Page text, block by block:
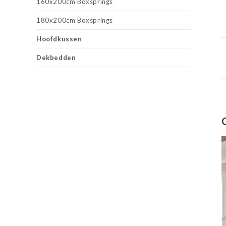
180x200cm Boxsprings
Hoofdkussen
Dekbedden